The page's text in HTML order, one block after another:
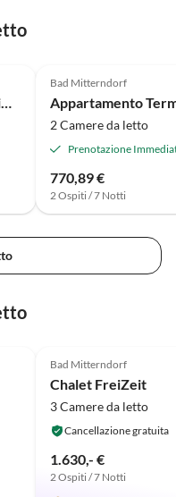
Baden und
genau richtig.
Appartamento per vacanze Grimmingstadl
Bad Mitterndorf
Appartamento
2 Camere da letto
Prenotazione
770,89 €
2 Ospiti / 7 Notti
Bad Mitterndorf
Chalet FreiZeit
3 Camere da letto
Cancellazione gratuita
1.630,- €
2 Ospiti / 7 Notti